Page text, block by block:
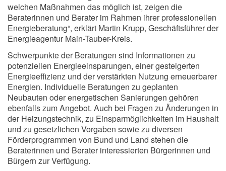
welchen Maßnahmen das möglich ist, zeigen die
Beraterinnen und Berater im Rahmen ihrer professionellen
Energieberatung“, erklärt Martin Krupp, Geschäftsführer der
Energieagentur Main-Tauber-Kreis.
Schwerpunkte der Beratungen sind Informationen zu
potenziellen Energieeinsparungen, einer gesteigerten
Energieeffizienz und der verstärkten Nutzung erneuerbarer
Energien. Individuelle Beratungen zu geplanten
Neubauten oder energetischen Sanierungen gehören
ebenfalls zum Angebot. Auch bei Fragen zu Änderungen in
der Heizungstechnik, zu Einsparmöglichkeiten im Haushalt
und zu gesetzlichen Vorgaben sowie zu diversen
Förderprogrammen von Bund und Land stehen die
Beraterinnen und Berater interessierten Bürgerinnen und
Bürgern zur Verfügung.